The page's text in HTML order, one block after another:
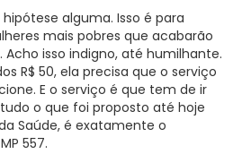
hipótese alguma. Isso é para
mais pobres que acabarão
Acho isso indigno, até humilhante.
R$ 50, ela precisa que o serviço
E o serviço é que tem de ir
o que foi proposto até hoje
Saúde, é exatamente o
557.